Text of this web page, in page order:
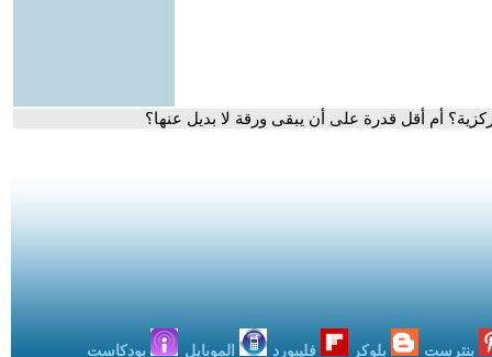
أم أقل قدرة على أن يبقى ورقة لا بديل عنها؟
بنترست بلوكر فليبورد الموبايل بودكاست